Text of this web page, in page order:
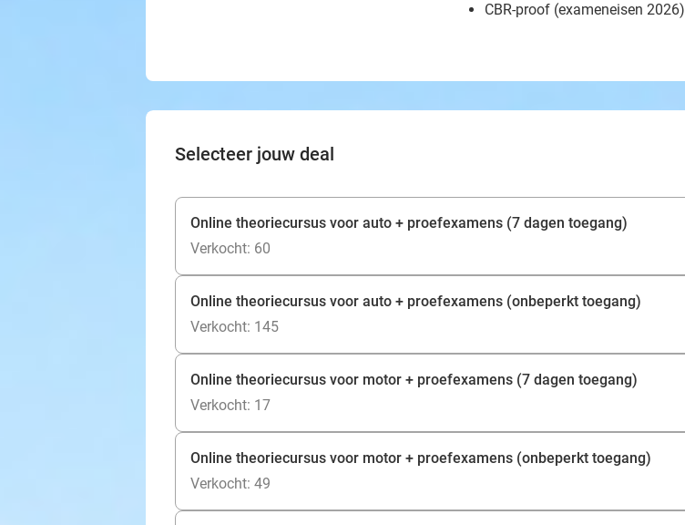
CBR-proof (exameneisen 2026)
Selecteer jouw deal
Online theoriecursus voor auto + proefexamens (7 dagen toegang)
Verkocht: 60
Online theoriecursus voor auto + proefexamens (onbeperkt toegang)
Verkocht: 145
Online theoriecursus voor motor + proefexamens (7 dagen toegang)
Verkocht: 17
Online theoriecursus voor motor + proefexamens (onbeperkt toegang)
Verkocht: 49